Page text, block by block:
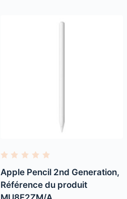
a
t
e
d
0
Apple Pencil 2nd Generation,
Référence du produit